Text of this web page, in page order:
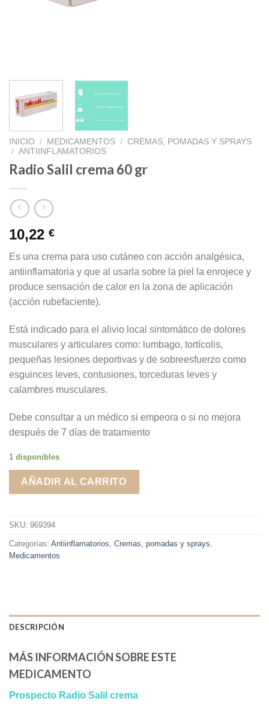
INICIO / MEDICAMENTOS / CREMAS, POMADAS Y SPRAYS
/ ANTIINFLAMATORIOS
Radio Salil crema 60 gr
10,22 €
Es una crema para uso cutáneo con acción analgésica,
antiinflamatoria y que al usarla sobre la piel la enrojece y
produce sensación de calor en la zona de aplicación
(acción rubefaciente).
Está indicado para el alivio local sintomático de dolores
musculares y articulares como: lumbago, tortícolis,
pequeñas lesiones deportivas y de sobreesfuerzo como
esguinces leves, contusiones, torceduras leves y
calambres musculares.
Debe consultar a un médico si empeora o si no mejora
después de 7 días de tratamiento
1 disponibles
AÑADIR AL CARRITO
SKU: 969394
Categorías: Antiinflamatorios, Cremas, pomadas y sprays,
Medicamentos
DESCRIPCIÓN
MÁS INFORMACIÓN SOBRE ESTE
MEDICAMENTO
Prospecto Radio Salil crema